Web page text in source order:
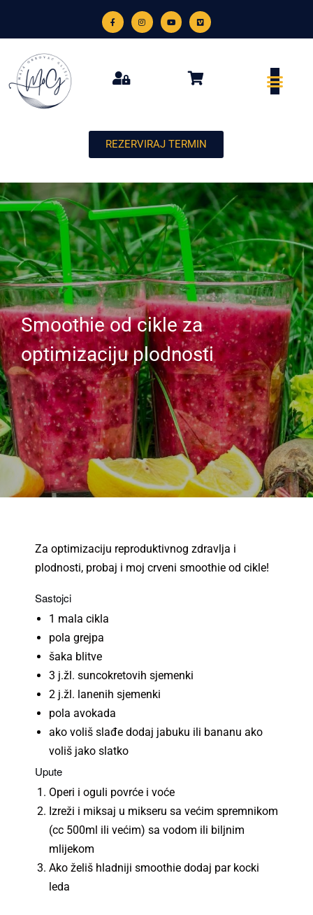
REZERVIRAJ TERMIN
Smoothie od cikle za
optimizaciju plodnosti
Za optimizaciju reproduktivnog zdravlja i
plodnosti, probaj i moj crveni smoothie od cikle!
Sastojci
1 mala cikla
pola grejpa
šaka blitve
3 j.žl. suncokretovih sjemenki
2 j.žl. lanenih sjemenki
pola avokada
ako voliš slađe dodaj jabuku ili bananu ako
voliš jako slatko
Upute
Operi i oguli povrće i voće
Izreži i miksaj u mikseru sa većim spremnikom
(cc 500ml ili većim) sa vodom ili biljnim
mlijekom
Ako želiš hladniji smoothie dodaj par kocki
leda